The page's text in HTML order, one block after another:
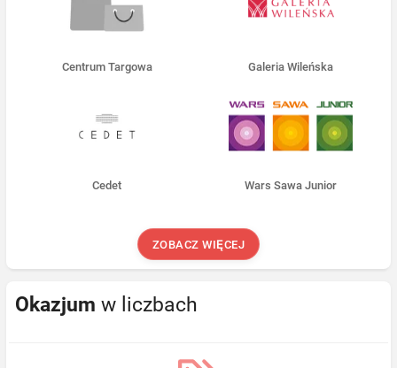
Centrum Targowa Galeria Wileńska
Cedet Wars Sawa Junior
ZOBACZ WIĘCEJ
Okazjum w liczbach